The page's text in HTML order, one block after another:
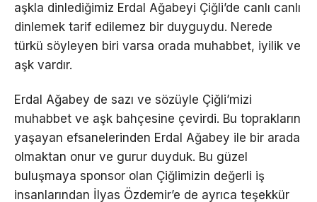
aşkla dinlediğimiz Erdal Ağabeyi Çiğli’de canlı canlı
dinlemek tarif edilemez bir duyguydu. Nerede
türkü söyleyen biri varsa orada muhabbet, iyilik ve
aşk vardır.
Erdal Ağabey de sazı ve sözüyle Çiğli’mizi
muhabbet ve aşk bahçesine çevirdi. Bu toprakların
yaşayan efsanelerinden Erdal Ağabey ile bir arada
olmaktan onur ve gurur duyduk. Bu güzel
buluşmaya sponsor olan Çiğlimizin değerli iş
insanlarından İlyas Özdemir’e de ayrıca teşekkür